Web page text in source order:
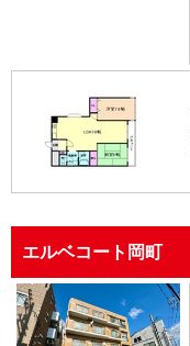
エルベコート岡町